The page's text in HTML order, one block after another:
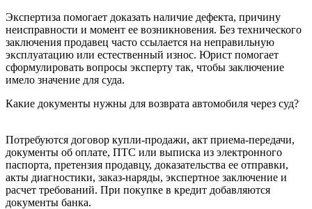
Экспертиза помогает доказать наличие дефекта, причину
неисправности и момент ее возникновения. Без технического
заключения продавец часто ссылается на неправильную
эксплуатацию или естественный износ. Юрист помогает
сформулировать вопросы эксперту так, чтобы заключение
имело значение для суда.
Какие документы нужны для возврата автомобиля через суд?
Потребуются договор купли-продажи, акт приема-передачи,
документы об оплате, ПТС или выписка из электронного
паспорта, претензия продавцу, доказательства ее отправки,
акты диагностики, заказ-наряды, экспертное заключение и
расчет требований. При покупке в кредит добавляются
документы банка.